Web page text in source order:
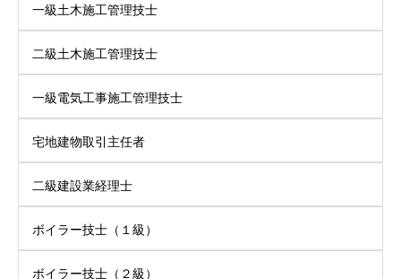
一級土木施工管理技士
二級土木施工管理技士
一級電気工事施工管理技士
宅地建物取引主任者
二級建設業経理士
ボイラー技士（１級）
ボイラー技士（２級）